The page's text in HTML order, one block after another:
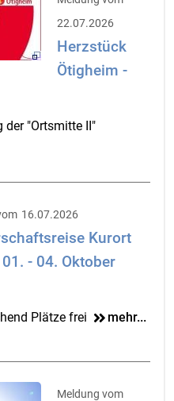
22.07.2026
Herzstück
Ötigheim -
der "Ortsmitte II"
16.07.2026
Kurort
- 04. Oktober
Plätze frei mehr...
Meldung vom